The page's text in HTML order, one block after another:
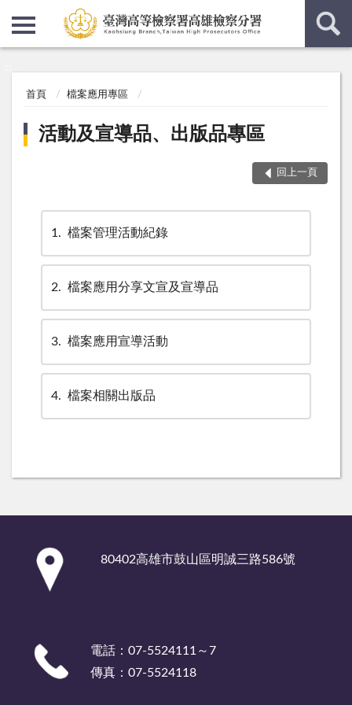
首頁 檔案應用專區
活動及宣導品、出版品專區
回上一頁
1 檔案管理活動紀錄
2 檔案應用分享文宣及宣導品
3 檔案應用宣導活動
4 檔案相關出版品
80402高雄市鼓山區明誠三路586號
電話：07-5524111～7
傳真：07-5524118